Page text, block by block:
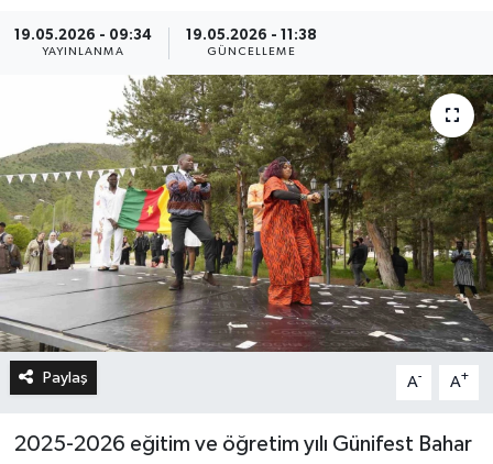
19.05.2026 - 09:34
YAYINLANMA
19.05.2026 - 11:38
GÜNCELLEME
Paylaş A- A+
2025-2026 eğitim ve öğretim yılı Günifest Bahar
Haber Arşivi